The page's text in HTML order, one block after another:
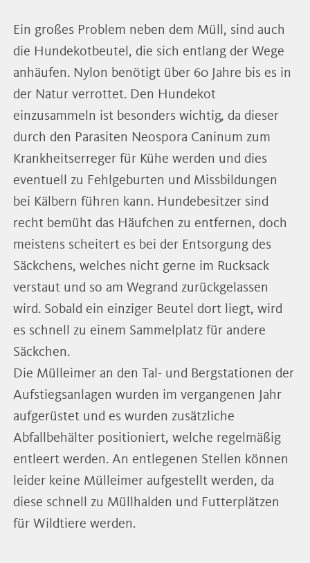
Ein großes Problem neben dem Müll, sind auch
die Hundekotbeutel, die sich entlang der Wege
anhäufen. Nylon benötigt über 60 Jahre bis es in
der Natur verrottet. Den Hundekot
einzusammeln ist besonders wichtig, da dieser
durch den Parasiten Neospora Caninum zum
Krankheitserreger für Kühe werden und dies
eventuell zu Fehlgeburten und Missbildungen
bei Kälbern führen kann. Hundebesitzer sind
recht bemüht das Häufchen zu entfernen, doch
meistens scheitert es bei der Entsorgung des
Säckchens, welches nicht gerne im Rucksack
verstaut und so am Wegrand zurückgelassen
wird. Sobald ein einziger Beutel dort liegt, wird
es schnell zu einem Sammelplatz für andere
Säckchen.
Die Mülleimer an den Tal- und Bergstationen der
Aufstiegsanlagen wurden im vergangenen Jahr
aufgerüstet und es wurden zusätzliche
Abfallbehälter positioniert, welche regelmäßig
entleert werden. An entlegenen Stellen können
leider keine Mülleimer aufgestellt werden, da
diese schnell zu Müllhalden und Futterplätzen
für Wildtiere werden.